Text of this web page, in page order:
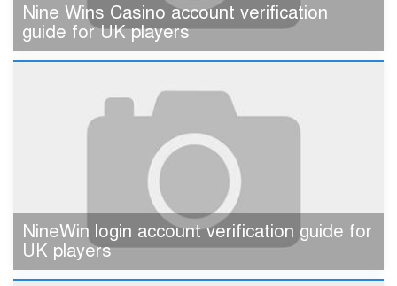
Nine Wins Casino account verification
guide for UK players
NineWin login account verification guide for
UK players